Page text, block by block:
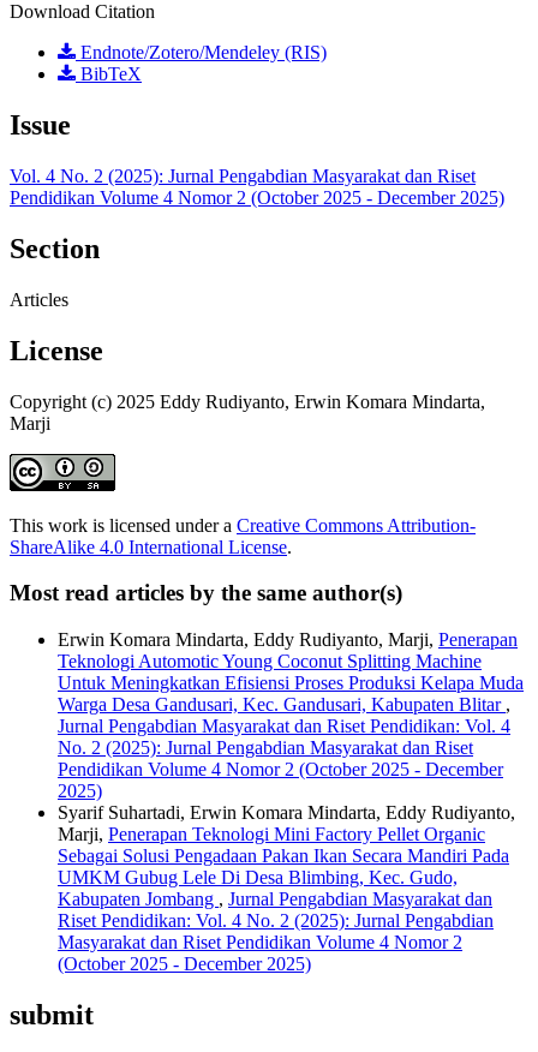
Download Citation
Endnote/Zotero/Mendeley (RIS)
BibTeX
Issue
Vol. 4 No. 2 (2025): Jurnal Pengabdian Masyarakat dan Riset
Pendidikan Volume 4 Nomor 2 (October 2025 - December 2025)
Section
Articles
License
Copyright (c) 2025 Eddy Rudiyanto, Erwin Komara Mindarta,
Marji
This work is licensed under a Creative Commons Attribution-
ShareAlike 4.0 International License.
Most read articles by the same author(s)
Erwin Komara Mindarta, Eddy Rudiyanto, Marji, Penerapan
Teknologi Automotic Young Coconut Splitting Machine
Untuk Meningkatkan Efisiensi Proses Produksi Kelapa Muda
Warga Desa Gandusari, Kec. Gandusari, Kabupaten Blitar ,
Jurnal Pengabdian Masyarakat dan Riset Pendidikan: Vol. 4
No. 2 (2025): Jurnal Pengabdian Masyarakat dan Riset
Pendidikan Volume 4 Nomor 2 (October 2025 - December
2025)
Syarif Suhartadi, Erwin Komara Mindarta, Eddy Rudiyanto,
Marji, Penerapan Teknologi Mini Factory Pellet Organic
Sebagai Solusi Pengadaan Pakan Ikan Secara Mandiri Pada
UMKM Gubug Lele Di Desa Blimbing, Kec. Gudo,
Kabupaten Jombang , Jurnal Pengabdian Masyarakat dan
Riset Pendidikan: Vol. 4 No. 2 (2025): Jurnal Pengabdian
Masyarakat dan Riset Pendidikan Volume 4 Nomor 2
(October 2025 - December 2025)
submit